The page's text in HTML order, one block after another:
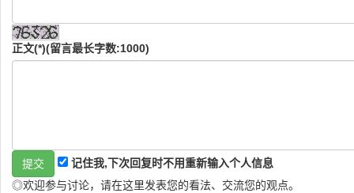
正文(*)(留言最长字数:1000)
记住我,下次回复时不用重新输入个人信息
◎欢迎参与讨论，请在这里发表您的看法、交流您的观点。